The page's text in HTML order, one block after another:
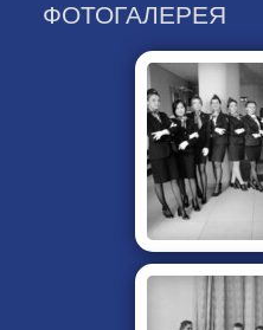
ФОТОГАЛЕРЕЯ